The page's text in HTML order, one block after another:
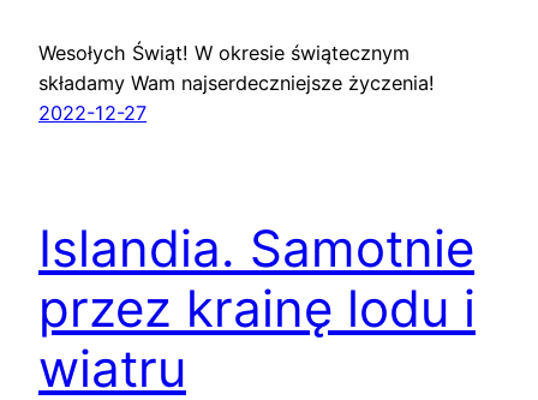
Wesołych Świąt! W okresie świątecznym
składamy Wam najserdeczniejsze życzenia!
2022-12-27
Islandia. Samotnie
przez krainę lodu i
wiatru